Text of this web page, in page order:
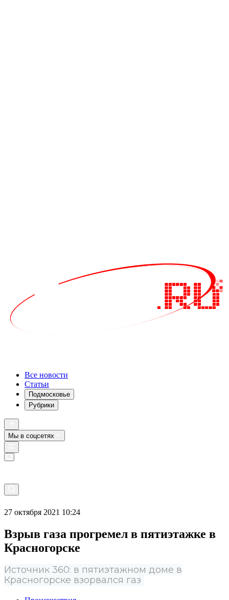
Все новости
Статьи
Подмосковье
Рубрики
Мы в соцсетях
27 октября 2021 10:24
Взрыв газа прогремел в пятиэтажке в
Красногорске
Источник 360: в пятиэтажном доме в
Красногорске взорвался газ